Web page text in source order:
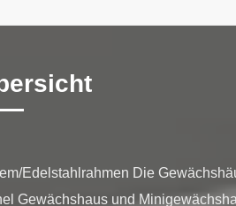
Edelstahlrahmen Die
Gewächshaus und